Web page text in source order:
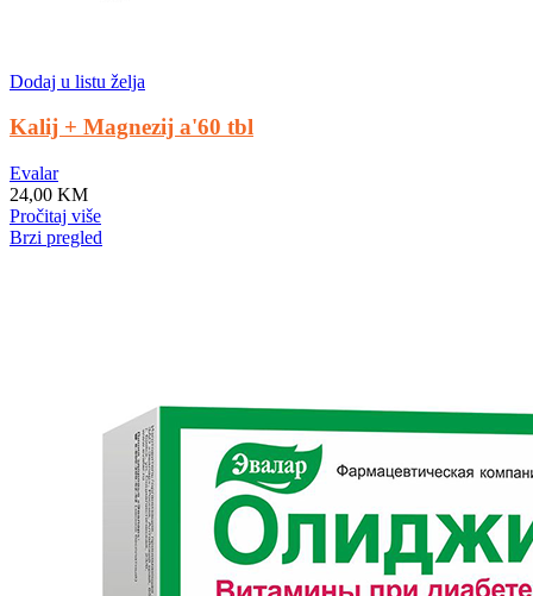
Dodaj u listu želja
Kalij + Magnezij a'60 tbl
Evalar
24,00 KM
Pročitaj više
Brzi pregled